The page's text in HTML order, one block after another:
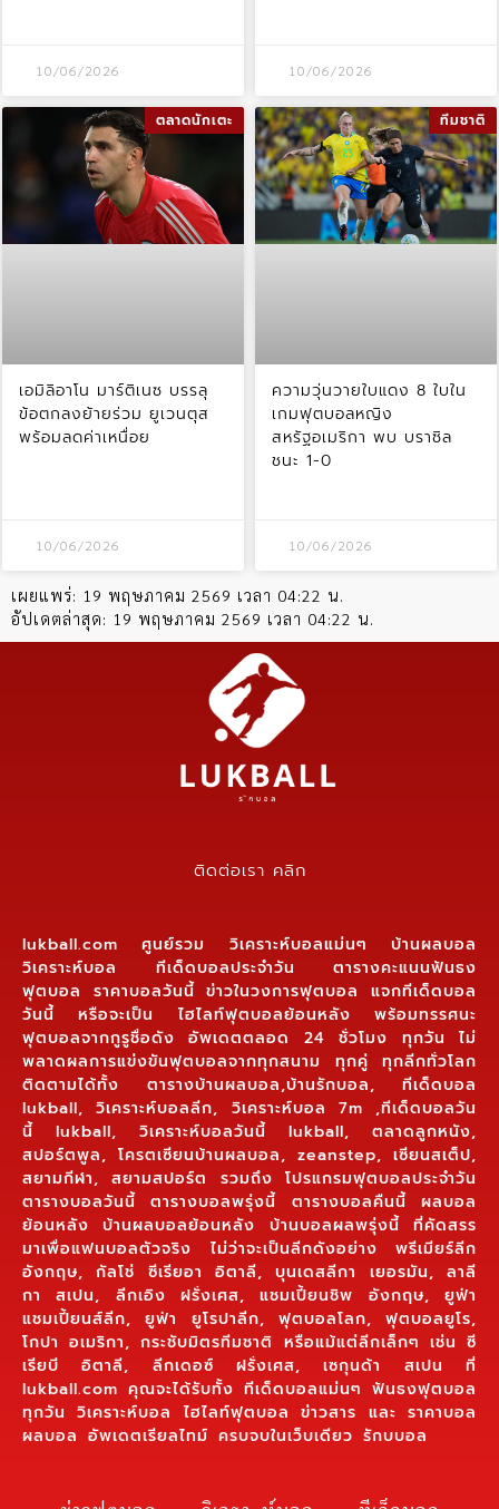
10/06/2026 10/06/2026
ตลาดนักเตะ
เอมิลิอาโน มาร์ติเนซ บรรลุ
ข้อตกลงย้ายร่วม ยูเวนตุส
พร้อมลดค่าเหนื่อย
10/06/2026
ทีมชาติ
ความวุ่นวายใบแดง 8 ใบใน
เกมฟุตบอลหญิง
สหรัฐอเมริกา พบ บราซิล
ชนะ 1-0
10/06/2026
เผยแพร่: 19 พฤษภาคม 2569 เวลา 04:22 น.
อัปเดตล่าสุด: 19 พฤษภาคม 2569 เวลา 04:22 น.
ติดต่อเรา คลิก
lukball.com ศูนย์รวม วิเคราะห์บอลแม่นๆ บ้านผลบอล
วิเคราะห์บอล ทีเด็ดบอลประจำวัน ตารางคะแนนฟันธง
ฟุตบอล ราคาบอลวันนี้ ข่าวในวงการฟุตบอล แจกทีเด็ดบอล
วันนี้ หรือจะเป็น ไฮไลท์ฟุตบอลย้อนหลัง พร้อมทรรศนะ
ฟุตบอลจากกูรูชื่อดัง อัพเดตตลอด 24 ชั่วโมง ทุกวัน ไม่
พลาดผลการแข่งขันฟุตบอลจากทุกสนาม ทุกคู่ ทุกลีกทั่วโลก
ติดตามได้ทั้ง ตารางบ้านผลบอล,บ้านรักบอล, ทีเด็ดบอล
lukball, วิเคราะห์บอลลีก, วิเคราะห์บอล 7m ,ทีเด็ดบอลวัน
นี้ lukball, วิเคราะห์บอลวันนี้ lukball, ตลาดลูกหนัง,
สปอร์ตพูล, โครตเซียนบ้านผลบอล, zeanstep, เซียนสเต็ป,
สยามกีฬา, สยามสปอร์ต รวมถึง โปรแกรมฟุตบอลประจำวัน
ตารางบอลวันนี้ ตารางบอลพรุ่งนี้ ตารางบอลคืนนี้ ผลบอล
ย้อนหลัง บ้านผลบอลย้อนหลัง บ้านบอลผลพรุ่งนี้ ที่คัดสรร
มาเพื่อแฟนบอลตัวจริง ไม่ว่าจะเป็นลีกดังอย่าง พรีเมียร์ลีก
อังกฤษ, กัลโช่ ซีเรียอา อิตาลี, บุนเดสลีกา เยอรมัน, ลาลี
กา สเปน, ลีกเอิง ฝรั่งเศส, แชมเปี้ยนชิพ อังกฤษ, ยูฟ่า
แชมเปี้ยนส์ลีก, ยูฟ่า ยูโรปาลีก, ฟุตบอลโลก, ฟุตบอลยูโร,
โกปา อเมริกา, กระชับมิตรทีมชาติ หรือแม้แต่ลีกเล็กๆ เช่น ซี
เรียบี อิตาลี, ลีกเดอซ์ ฝรั่งเศส, เซกุนด้า สเปน ที่
lukball.com คุณจะได้รับทั้ง ทีเด็ดบอลแม่นๆ ฟันธงฟุตบอล
ทุกวัน วิเคราะห์บอล ไฮไลท์ฟุตบอล ข่าวสาร และ ราคาบอล
ผลบอล อัพเดตเรียลไทม์ ครบจบในเว็บเดียว รักบบอล